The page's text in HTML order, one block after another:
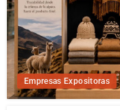
Empresas Expositoras